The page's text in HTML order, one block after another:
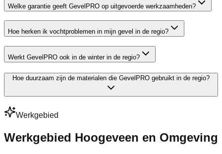
Welke garantie geeft GevelPRO op uitgevoerde werkzaamheden?
Hoe herken ik vochtproblemen in mijn gevel in de regio?
Werkt GevelPRO ook in de winter in de regio?
Hoe duurzaam zijn de materialen die GevelPRO gebruikt in de regio?
Werkgebied
Werkgebied Hoogeveen en Omgeving